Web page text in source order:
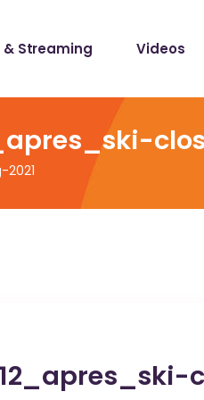
& Streaming Videos
2021